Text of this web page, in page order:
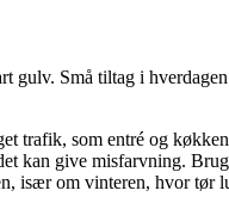
gulv. Små tiltag i
trafik, som entré og
kan give misfarvning.
især om vinteren, hvor tør